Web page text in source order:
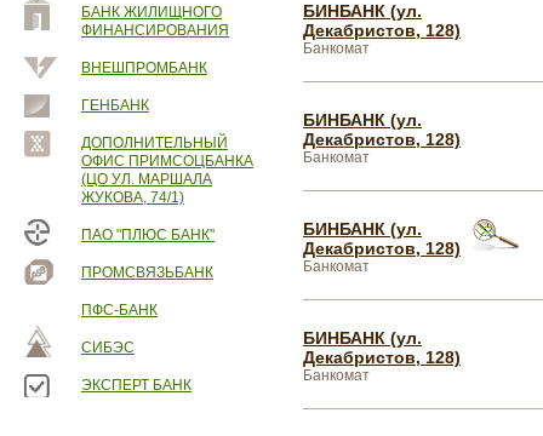
БАНК ЖИЛИЩНОГО
ФИНАНСИРОВАНИЯ
ВНЕШПРОМБАНК
ГЕНБАНК
ДОПОЛНИТЕЛЬНЫЙ
ОФИС ПРИМСОЦБАНКА
(ЦО УЛ. МАРШАЛА
ЖУКОВА, 74/1)
ПАО "ПЛЮС БАНК"
ПРОМСВЯЗЬБАНК
ПФС-БАНК
СИБЭС
ЭКСПЕРТ БАНК
БИНБАНК (ул.
Декабристов, 128)
Банкомат
БИНБАНК (ул.
Декабристов, 128)
Банкомат
БИНБАНК (ул.
Декабристов, 128)
Банкомат
БИНБАНК (ул.
Декабристов, 128)
Банкомат